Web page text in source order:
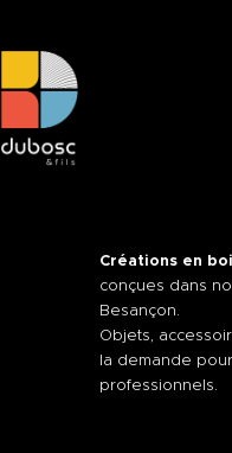
CONTACT
Créations en
conçues dans
Besançon.
Objets,
la demande
professionnels.